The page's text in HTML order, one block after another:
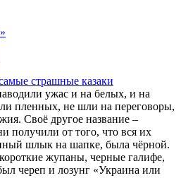
страшные казаки
ужас и на белых, и на
пленных, не шли на переговоры,
Своё другое название –
получили от того, что вся их
шлык на шапке, была чёрной.
жупаны, черные галифе,
череп и лозунг «Украина или